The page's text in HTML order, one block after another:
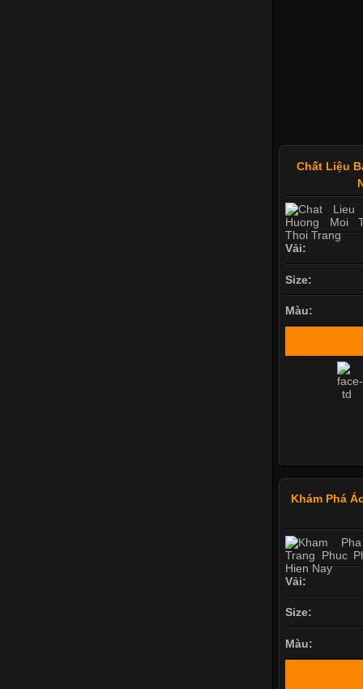
Chất Liệu
Vải:
Size:
Màu:
Khám Phá
Vải:
Size:
Màu: